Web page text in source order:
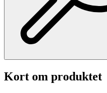
Kort om produktet